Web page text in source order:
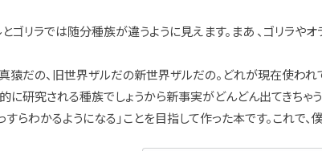
ゴリラでは随分種族が違うように見えます。まあ 、ゴリラや
猿だの、旧世界ザルだの新世界ザルだの。どれが現在使われ
研究される種族でしょうから新事実がどんどん出てきちゃう
わかるようになる」ことを目指して作った本です。これで